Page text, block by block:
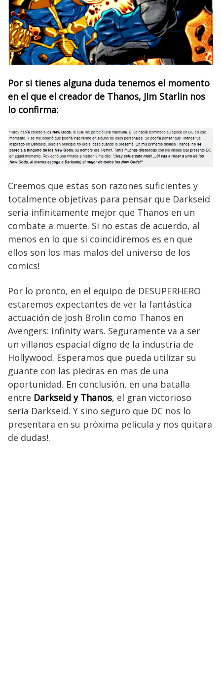
Por si tienes alguna duda tenemos el momento
en el que el creador de Thanos, Jim Starlin nos
lo confirma:
Creemos que estas son razones suficientes y
totalmente objetivas para pensar que Darkseid
seria infinitamente mejor que Thanos en un
combate a muerte. Si no estas de acuerdo, al
menos en lo que si coincidiremos es en que
ellos son los mas malos del universo de los
comics!
Por lo pronto, en el equipo de DESUPERHERO
estaremos expectantes de ver la fantástica
actuación de Josh Brolin como Thanos en
Avengers: infinity wars. Seguramente va a ser
un villanos espacial digno de la industria de
Hollywood. Esperamos que pueda utilizar su
guante con las piedras en mas de una
oportunidad. En conclusión, en una batalla
entre Darkseid y Thanos, el gran victorioso
seria Darkseid. Y sino seguro que DC nos lo
presentara en su próxima película y nos quitara
de dudas!.